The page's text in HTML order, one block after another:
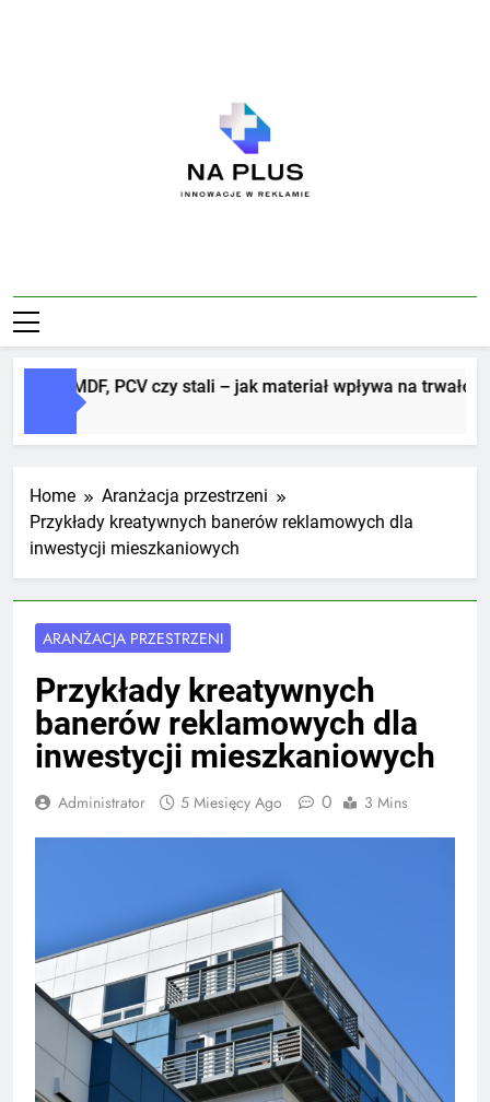
Na Plus
z MDF, PCV czy stali – jak materiał wpływa na trwałość i
Home
Aranżacja przestrzeni
Przykłady kreatywnych banerów reklamowych dla
inwestycji mieszkaniowych
ARANŻACJA PRZESTRZENI
Przykłady kreatywnych
banerów reklamowych dla
inwestycji mieszkaniowych
Administrator 5 Miesięcy Ago 0 3 Mins